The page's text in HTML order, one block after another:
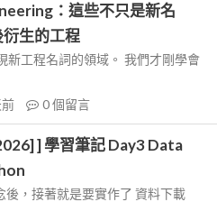
：這些不只是新名
生的工程
工程名詞的領域。 我們才剛學會
0個留言
] 學習筆記 Day3 Data
，接著就是要實作了 資料下載